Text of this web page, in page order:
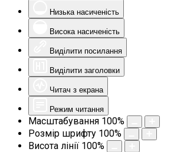
Низька насиченість
Висока насиченість
Виділити посилання
Виділити заголовки
Читач з екрана
Режим читання
Масштабування 100%
Розмір шрифту 100%
Висота лінії 100%